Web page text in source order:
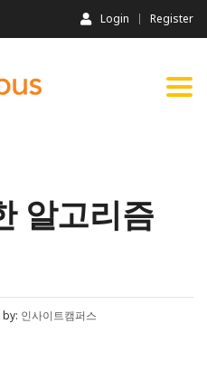
Login Register
알고리즘
인사이트캠퍼스